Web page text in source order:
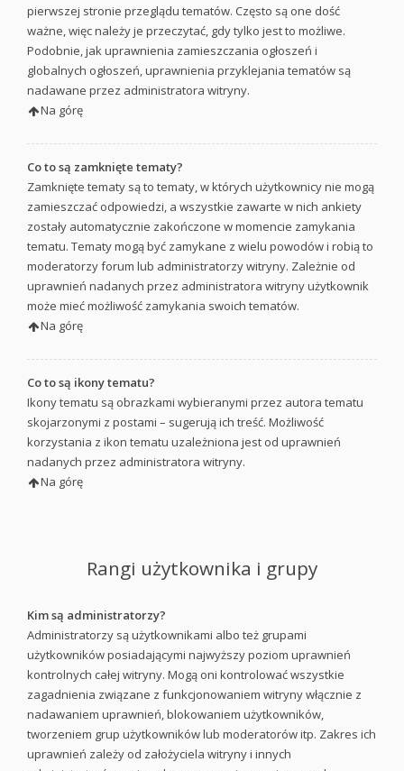
pierwszej stronie przeglądu tematów. Często są one dość
ważne, więc należy je przeczytać, gdy tylko jest to możliwe.
Podobnie, jak uprawnienia zamieszczania ogłoszeń i
globalnych ogłoszeń, uprawnienia przyklejania tematów są
nadawane przez administratora witryny.
Na górę
Co to są zamknięte tematy?
Zamknięte tematy są to tematy, w których użytkownicy nie mogą
zamieszczać odpowiedzi, a wszystkie zawarte w nich ankiety
zostały automatycznie zakończone w momencie zamykania
tematu. Tematy mogą być zamykane z wielu powodów i robią to
moderatorzy forum lub administratorzy witryny. Zależnie od
uprawnień nadanych przez administratora witryny użytkownik
może mieć możliwość zamykania swoich tematów.
Na górę
Co to są ikony tematu?
Ikony tematu są obrazkami wybieranymi przez autora tematu
skojarzonymi z postami – sugerują ich treść. Możliwość
korzystania z ikon tematu uzależniona jest od uprawnień
nadanych przez administratora witryny.
Na górę
Rangi użytkownika i grupy
Kim są administratorzy?
Administratorzy są użytkownikami albo też grupami
użytkowników posiadającymi najwyższy poziom uprawnień
kontrolnych całej witryny. Mogą oni kontrolować wszystkie
zagadnienia związane z funkcjonowaniem witryny włącznie z
nadawaniem uprawnień, blokowaniem użytkowników,
tworzeniem grup użytkowników lub moderatorów itp. Zakres ich
uprawnień zależy od założyciela witryny i innych